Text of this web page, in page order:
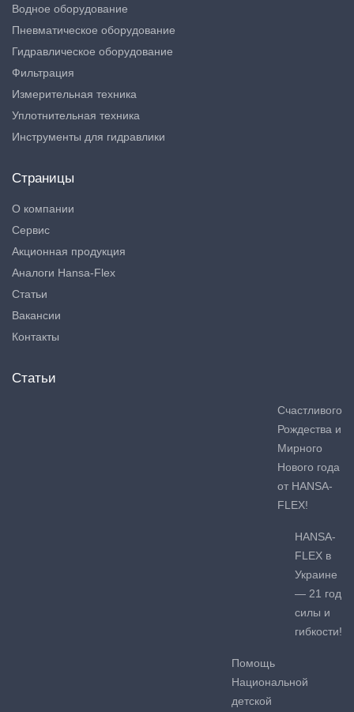
Водное оборудование
Пневматическое оборудование
Гидравлическое оборудование
Фильтрация
Измерительная техника
Уплотнительная техника
Инструменты для гидравлики
Страницы
О компании
Сервис
Акционная продукция
Аналоги Hansa-Flex
Статьи
Вакансии
Контакты
Статьи
Счастливого
Рождества и
Мирного
Нового года
от HANSA-
FLEX!
HANSA-
FLEX в
Украине
— 21 год
силы и
гибкости!
Помощь
Национальной
детской